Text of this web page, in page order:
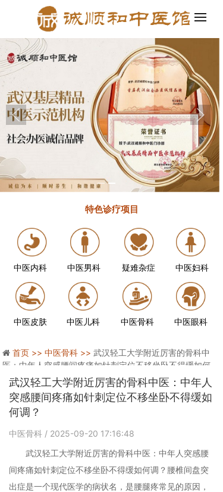
特色诊疗项目
中医内科 中医男科 疑难杂症 中医妇科
中医皮肤 中医儿科 中医骨科 中医眼科
一，轻松创建企业官网和小程序！ 2.百度智能建站发布啦
首页 >> 中医骨科 >> 武汉轻工大学附近厉害的骨科中
医：中年人突感腰间疼痛如针刺定位不移坐卧不得缓如何
调？
武汉轻工大学附近厉害的骨科中医：中年人
突感腰间疼痛如针刺定位不移坐卧不得缓如
何调？
中医骨科 / 2025-09-20 17:16:48
武汉轻工大学附近厉害的骨科中医：中年人突感腰
间疼痛如针刺定位不移坐卧不得缓如何调？腰椎间盘突
出症是一个现代医学的病状名，是腰腿疼常见的原因，